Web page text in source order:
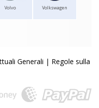
Volvo Volkswagen
Generali | Regole sulla